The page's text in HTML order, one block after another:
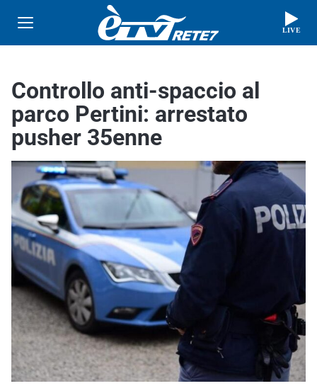
LIVE
Controllo anti-spaccio al
parco Pertini: arrestato
pusher 35enne